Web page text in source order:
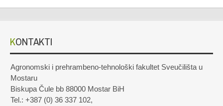
KONTAKTI
Agronomski i prehrambeno-tehnološki fakultet Sveučilišta u
Mostaru
Biskupa Čule bb 88000 Mostar BiH
Tel.: +387 (0) 36 337 102,